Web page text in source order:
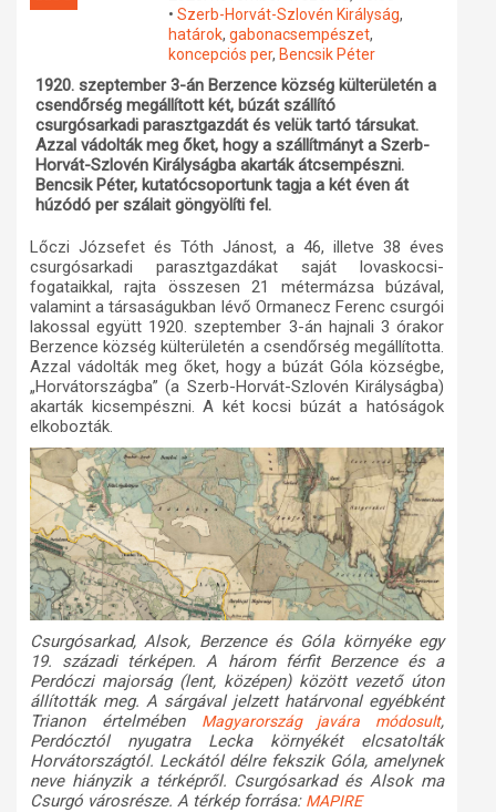
Műhelymunkák
• Szerb-Horvát-Szlovén Királyság,
határok, gabonacsempészet,
koncepciós per, Bencsik Péter
1920. szeptember 3-án Berzence község külterületén a
csendőrség megállított két, búzát szállító
csurgósarkadi parasztgazdát és velük tartó társukat.
Azzal vádolták meg őket, hogy a szállítmányt a Szerb-
Horvát-Szlovén Királyságba akarták átcsempészni.
Bencsik Péter, kutatócsoportunk tagja a két éven át
húzódó per szálait göngyölíti fel.
Lőczi Józsefet és Tóth Jánost, a 46, illetve 38 éves
csurgósarkadi parasztgazdákat saját lovaskocsi-
fogataikkal, rajta összesen 21 métermázsa búzával,
valamint a társaságukban lévő Ormanecz Ferenc csurgói
lakossal együtt 1920. szeptember 3-án hajnali 3 órakor
Berzence község külterületén a csendőrség megállította.
Azzal vádolták meg őket, hogy a búzát Góla községbe,
„Horvátországba” (a Szerb-Horvát-Szlovén Királyságba)
akarták kicsempészni. A két kocsi búzát a hatóságok
elkobozták.
Csurgósarkad, Alsok, Berzence és Góla környéke egy
19. századi térképen. A három férfit Berzence és a
Perdóczi majorság (lent, középen) között vezető úton
állították meg. A sárgával jelzett határvonal egyébként
Trianon értelmében
Magyarországjavára módosult,
Perdócztól nyugatra Lecka környékét elcsatolták
Horvátországtól. Leckától délre fekszik Góla, amelynek
neve hiányzik a térképről. Csurgósarkad és Alsok ma
Csurgó városrésze. A térkép forrása: MAPIRE